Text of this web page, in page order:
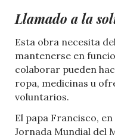
Llamado a la
Esta obra necesita
mantenerse en
colaborar pueden
ropa, medicinas u
voluntarios.
El papa Francisco, en
Jornada Mundial del